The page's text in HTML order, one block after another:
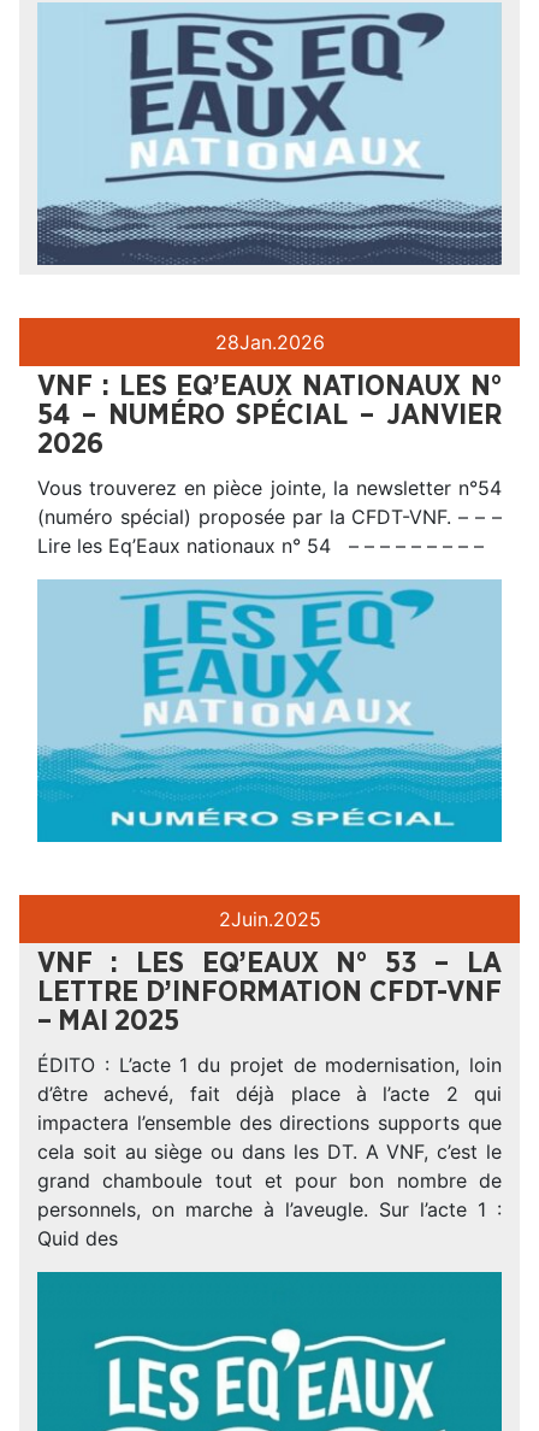
28Jan.2026
VNF : LES EQ’EAUX NATIONAUX N°
54 – NUMÉRO SPÉCIAL – JANVIER
2026
Vous trouverez en pièce jointe, la newsletter n°54
(numéro spécial) proposée par la CFDT-VNF. – – –
Lire les Eq’Eaux nationaux n° 54 – – – – – – – – –
2Juin.2025
VNF : LES EQ’EAUX N° 53 – LA
LETTRE D’INFORMATION CFDT-VNF
– MAI 2025
ÉDITO : L’acte 1 du projet de modernisation, loin
d’être achevé, fait déjà place à l’acte 2 qui
impactera l’ensemble des directions supports que
cela soit au siège ou dans les DT. A VNF, c’est le
grand chamboule tout et pour bon nombre de
personnels, on marche à l’aveugle. Sur l’acte 1 :
Quid des